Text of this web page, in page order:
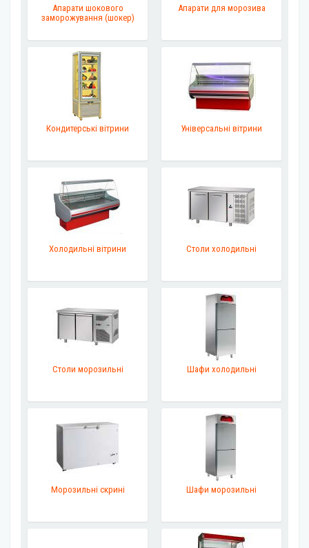
Апарати шокового
заморожування (шокер)
Апарати для морозива
Кондитерські вітрини Універсальні вітрини
Холодильні вітрини Столи холодильні
Столи морозильні Шафи холодильні
Морозильні скрині Шафи морозильні